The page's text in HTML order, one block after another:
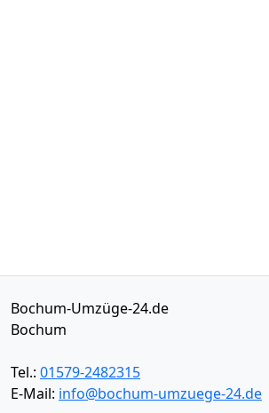
Bochum-Umzüge-24.de
Bochum
Tel.: 01579-2482315
E-Mail: info@bochum-umzuege-24.de